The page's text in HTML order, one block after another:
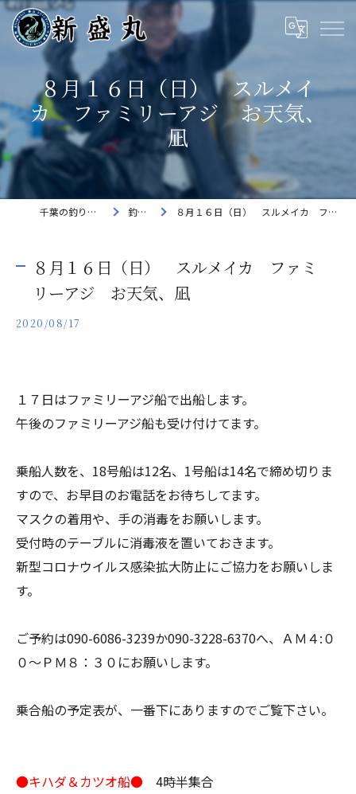
８月１６日（日） スルメイ
カ ファミリーアジ お天気、
凪
千葉の釣り船なら新盛丸 釣果速報 ８月１６日（日） スルメイカ ファミリーアジ お天気、凪
８月１６日（日） スルメイカ ファミ
リーアジ お天気、凪
2020/08/17
１７日はファミリーアジ船で出船します。
午後のファミリーアジ船も受け付けてます。
乗船人数を、18号船は12名、1号船は14名で締め切りま
すので、お早目のお電話をお待ちしてます。
マスクの着用や、手の消毒をお願いします。
受付時のテーブルに消毒液を置いておきます。
新型コロナウイルス感染拡大防止にご協力をお願いしま
す。
ご予約は090-6086-3239か090-3228-6370へ、ＡＭ４:０
０～ＰＭ８：３０にお願いします。
乗合船の予定表が、一番下にありますのでご覧下さい。
●キハダ＆カツオ船● 4時半集合